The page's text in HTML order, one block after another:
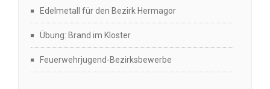
Edelmetall für den Bezirk Hermagor
Übung: Brand im Kloster
Feuerwehrjugend-Bezirksbewerbe